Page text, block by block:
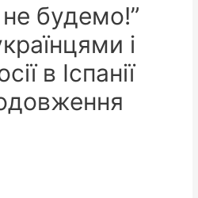
будемо!”
і
в Іспанії